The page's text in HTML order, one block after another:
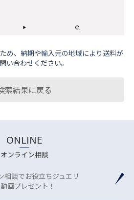
め、納期や輸⼊元の地域により送料が
い合わせください。
索結果に戻る
ONLINE
オンライン相談
相談でお役立ちジュエリ
画プレゼント！